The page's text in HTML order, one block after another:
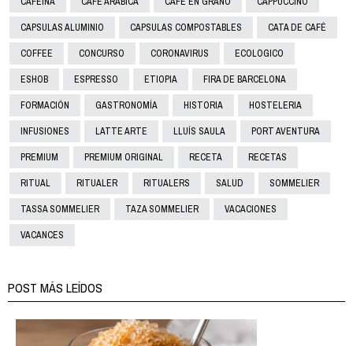
CAPSULAS ALUMINIO CAPSULAS COMPOSTABLES CATA DE CAFÉ
COFFEE CONCURSO CORONAVIRUS ECOLOGICO
ESHOB ESPRESSO ETIOPIA FIRA DE BARCELONA
FORMACIÓN GASTRONOMÍA HISTORIA HOSTELERIA
INFUSIONES LATTE ARTE LLUÍS SAULA PORT AVENTURA
PREMIUM PREMIUM ORIGINAL RECETA RECETAS
RITUAL RITUALER RITUALERS SALUD SOMMELIER
TASSA SOMMELIER TAZA SOMMELIER VACACIONES
VACANCES
POST MÁS LEÍDOS